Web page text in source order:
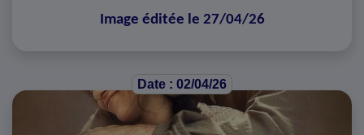
Image éditée le 27/04/26
Date : 02/04/26